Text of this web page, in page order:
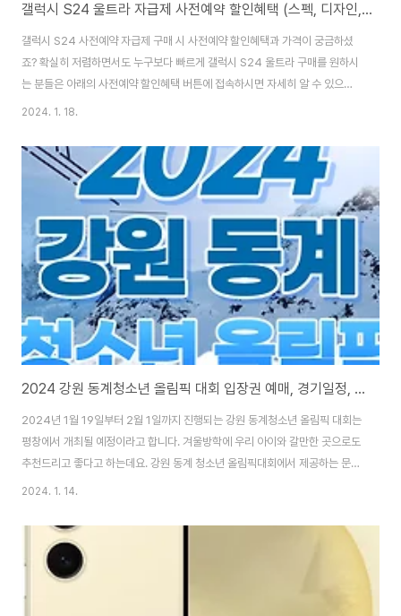
갤럭시 S24 울트라 자급제 사전예약 할인혜택 (스펙, 디자인, 가격, AI 통역 기능)
갤럭시 S24 사전예약 자급제 구매 시 사전예약 할인혜택과 가격이 궁금하셨
죠? 확실히 저렴하면서도 누구보다 빠르게 갤럭시 S24 울트라 구매를 원하시
는 분들은 아래의 사전예약 할인혜택 버튼에 접속하시면 자세히 알 수 있으니
참고하셔서 손해 없으시길 바랍니다. S24 자급제폰 할인혜택👆 갤럭시 S24
해서도 알려드리겠습니다. 삼성닷컴 공식 홈페이지에서 구매 시, 삼성 강남 전
용 컬러로 구매할 수 있습니다. (오른쪽 사진 참고) 그 외에 삼성닷컴에서 갤럭
시 S24 사전예약 구매시, 다양한 혜택이 많았는데요. 아래 스크롤 내리시면 더
자세한 혜택 정보와 갤럭시 S24 시리즈의 AI 특징 기능들을 보기 쉽게 정리해
두었으니 확인하시길 바랍니..
2024. 1. 18.
2024 강원 동계청소년 올림픽 대회 입장권 예매, 경기일정, 중계보기
2024년 1월 19일부터 2월 1일까지 진행되는 강원 동계청소년 올림픽 대회는
평창에서 개최될 예정이라고 합니다. 겨울방학에 우리 아이와 갈만한 곳으로도
추천드리고 좋다고 하는데요. 강원 동계 청소년 올림픽대회에서 제공하는 문화
축제 정보와 눈썰매 체험과 입장권 예매방법과 경기일정, 중계 보는 방법에 대
단의 링크를 통해 바로 예매가 가능합니다. 현재 14일 기준으로 입장권 예매
티켓이 곧 있으면 소진이 될 것이라는 알람이 있었으니 바로 예매를 하시는것
을 추천드립니다. ⬇️ 동계올림픽 입장권 예매하기👆 2024 강원 동계 청소년
2024. 1. 14.